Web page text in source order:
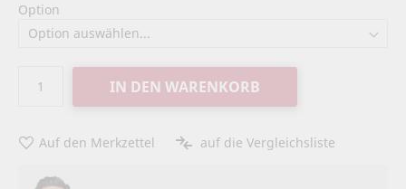
Option
IN DEN WARENKORB
Auf den Merkzettel auf die Vergleichsliste